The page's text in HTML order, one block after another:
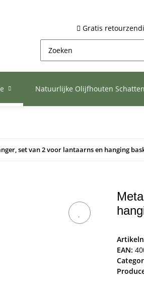
Gratis
Natuurlijke Olijfhouten Schatten
set van 2 voor lantaarns en hanging
EAN: